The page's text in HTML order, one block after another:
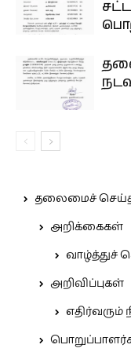
தலைமைச்
அறிக்கைகள்
வாழ்த்துச்
அறிவிப்புகள்
எதிர்வரும்